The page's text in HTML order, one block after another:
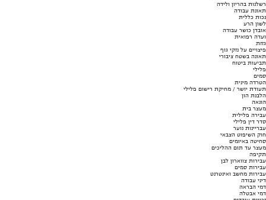
רשלנות בהריון ולידה
תאונת עבודה
נכות כללית
לשון הרע
אובדן כושר עבודה
ועדה רפואית
גזזת
פיצויים על נזקי גוף
תאונה בשטח ציבורי
תביעות ביטוח
פלילי
סמים
הטרדה מינית
תעודת יושר / מחיקת רישום פלילי
הלבנת הון
הונאה
מעצר בית
עבירה פלילית
סדר דין פלילי
עבריינות נוער
חוק השיפוט הצבאי
סחיטה באיומים
מעצר עד תום ההליכים
תקיפה
עבירות צווארון לבן
עבירות סמים
עבירות מחשב ואינטרנט
דיני עבודה
דמי הבראה
דמי אבטלה